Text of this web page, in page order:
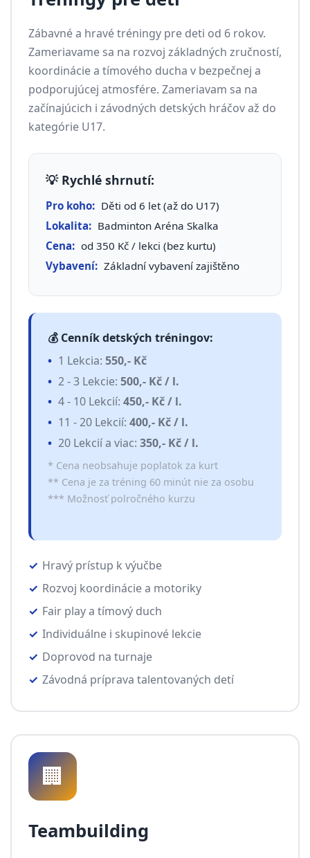
Zábavné a hravé tréningy pre deti od 6 rokov.
Zameriavame sa na rozvoj základných zručností,
koordinácie a tímového ducha v bezpečnej a
podporujúcej atmosfére. Zameriavam sa na
začínajúcich i závodných detských hráčov až do
kategórie U17.
💡 Rychlé shrnutí:
Pro koho: Děti od 6 let (až do U17)
Lokalita: Badminton Aréna Skalka
Cena: od 350 Kč / lekci (bez kurtu)
Vybavení: Základní vybavení zajištěno
💰 Cenník detských tréningov:
1 Lekcia: 550,- Kč
2 - 3 Lekcie: 500,- Kč / l.
4 - 10 Lekcií: 450,- Kč / l.
11 - 20 Lekcií: 400,- Kč / l.
20 Lekcií a viac: 350,- Kč / l.
* Cena neobsahuje poplatok za kurt
** Cena je za tréning 60 minút nie za osobu
*** Možnosť polročného kurzu
Hravý prístup k výučbe
Rozvoj koordinácie a motoriky
Fair play a tímový duch
Individuálne i skupinové lekcie
Doprovod na turnaje
Závodná príprava talentovaných detí
🏢
Teambuilding